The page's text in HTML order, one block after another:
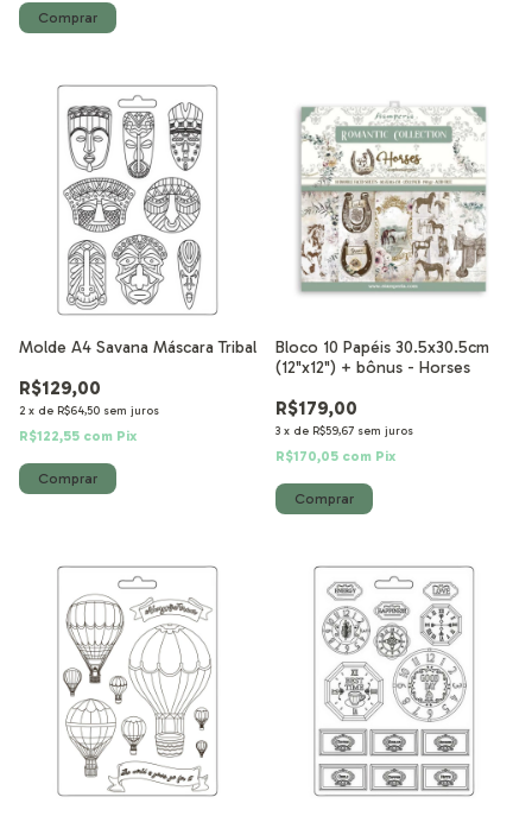
Molde A4 Savana Máscara Tribal
R$129,00
2 x de R$64,50 sem juros
R$122,55 com Pix
Bloco 10 Papéis 30.5x30.5cm
(12"x12") + bônus - Horses
R$179,00
3 x de R$59,67 sem juros
R$170,05 com Pix